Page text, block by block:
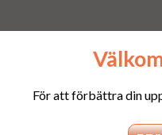
För att förbättra din